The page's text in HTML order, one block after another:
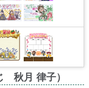
秋月 律子）